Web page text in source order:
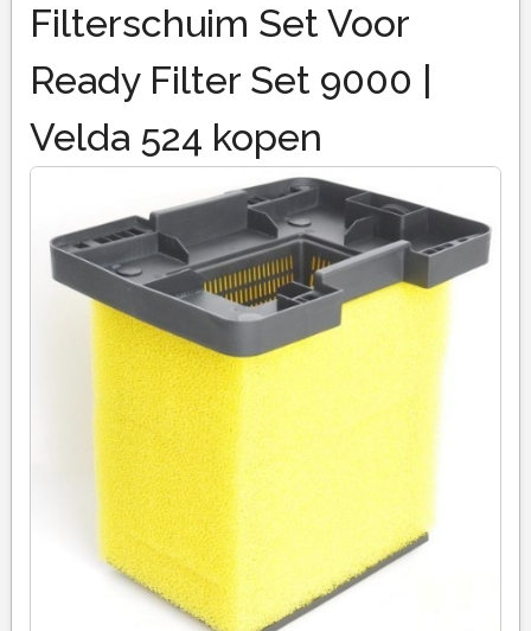
Filterschuim Set Voor
Ready Filter Set 9000 |
Velda 524 kopen